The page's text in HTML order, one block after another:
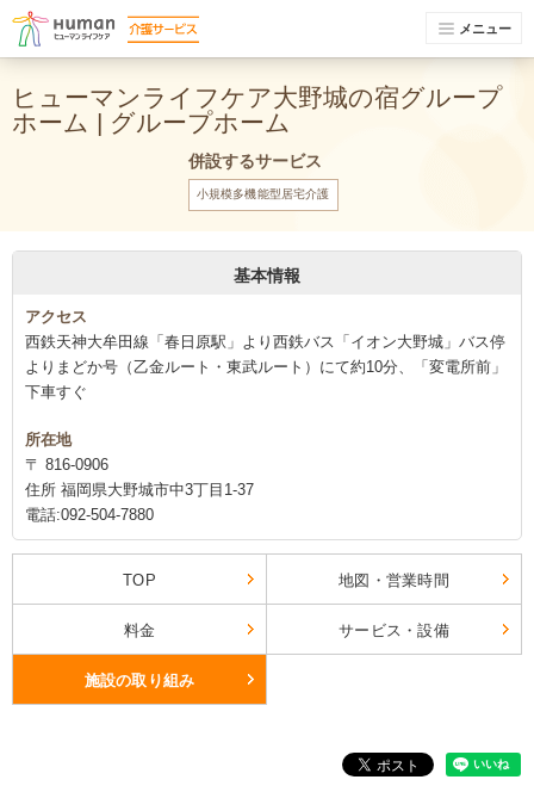
メニュー
ヒューマンライフケア大野城の宿グループ
ホーム | グループホーム
併設するサービス
小規模多機能型居宅介護
基本情報
アクセス
西鉄天神大牟田線「春日原駅」より西鉄バス「イオン大野城」バス停
よりまどか号（乙金ルート・東武ルート）にて約10分、「変電所前」
下車すぐ
所在地
〒 816-0906
住所 福岡県大野城市中3丁目1-37
電話:092-504-7880
TOP 地図・営業時間
料金 サービス・設備
施設の取り組み